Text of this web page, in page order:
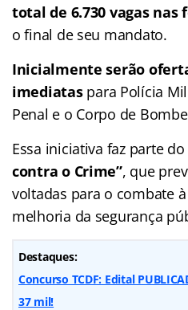
total de 6.730 vagas nas
o final de seu mandato.
Inicialmente serão
imediatas para Polícia
Penal e o Corpo de
Essa iniciativa faz parte
contra o Crime”, que
voltadas para o combate
melhoria da segurança
Destaques:
Concurso TCDF: Edital
37 mil!